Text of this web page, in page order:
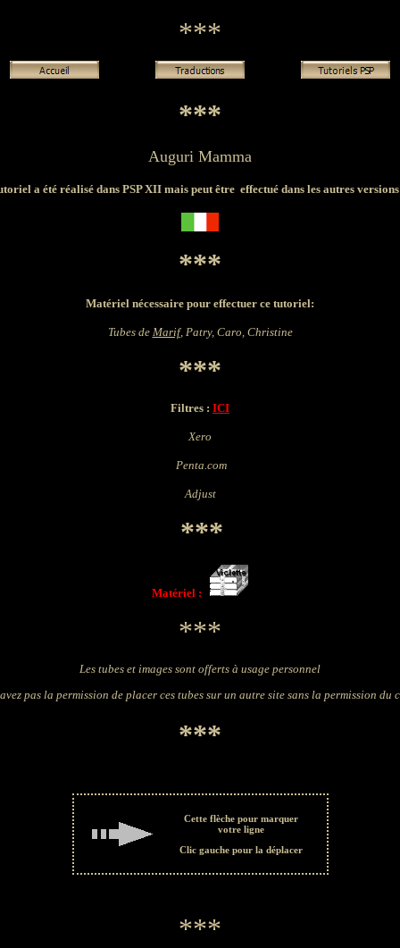
***
***
Auguri Mamma
a été réalisé dans PSP XII mais peut être effectué dans les autres versions
***
Matériel nécessaire pour effectuer ce tutoriel:
Tubes de Marif, Patry, Caro, Christine
***
Filtres : ICI
Xero
Penta.com
Adjust
***
Matériel :
***
Les tubes et images sont offerts à usage personnel
pas la permission de placer ces tubes sur un autre site sans la permission du
***
Cette flèche pour marquer
votre ligne
Clic gauche pour la déplacer
***